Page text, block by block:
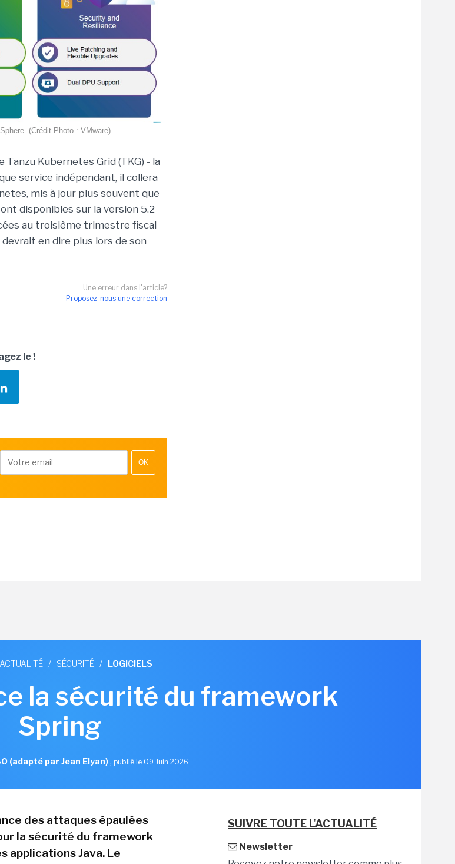
(Crédit Photo : VMware)
Kubernetes Grid (TKG) - la
service indépendant, il collera
mis à jour plus souvent que
disponibles sur la version 5.2
au troisième trimestre fiscal
en dire plus lors de son
Une erreur dans l'article?
Proposez-nous une correction
le !
OK
/ SÉCURITÉ / LOGICIELS
la sécurité du framework
Spring
(adapté par Jean Elyan), publié le 09 Juin 2026
des attaques épaulées
la sécurité du framework
applications Java. Le
SUIVRE TOUTE L'ACTUALITÉ
Newsletter